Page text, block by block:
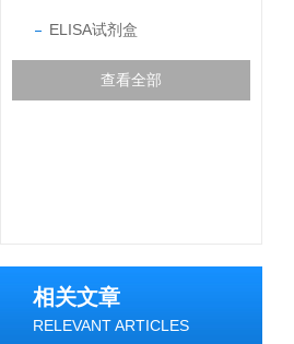
ELISA试剂盒
查看全部
相关文章
RELEVANT ARTICLES